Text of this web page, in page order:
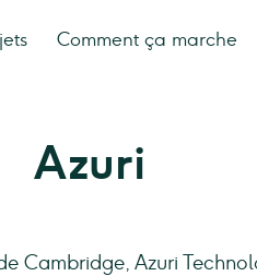
Comment ça marche
Azuri
Cambridge, Azuri